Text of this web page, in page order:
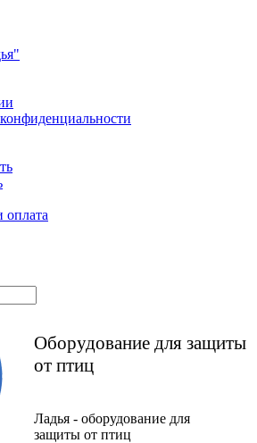
оплата
Оборудование для защиты
от птиц
Ладья - оборудование для
защиты от птиц